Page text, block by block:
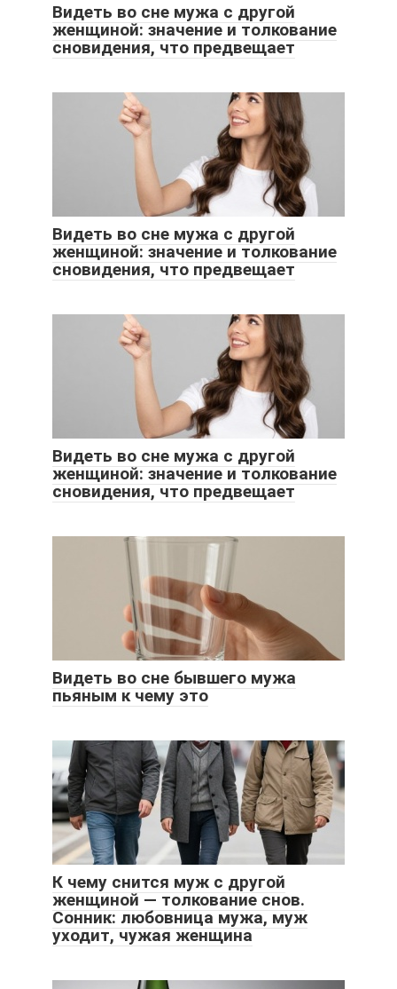
Видеть во сне мужа с другой
женщиной: значение и толкование
сновидения, что предвещает
Видеть во сне мужа с другой
женщиной: значение и толкование
сновидения, что предвещает
Видеть во сне мужа с другой
женщиной: значение и толкование
сновидения, что предвещает
Видеть во сне бывшего мужа
пьяным к чему это
К чему снится муж с другой
женщиной — толкование снов.
Сонник: любовница мужа, муж
уходит, чужая женщина